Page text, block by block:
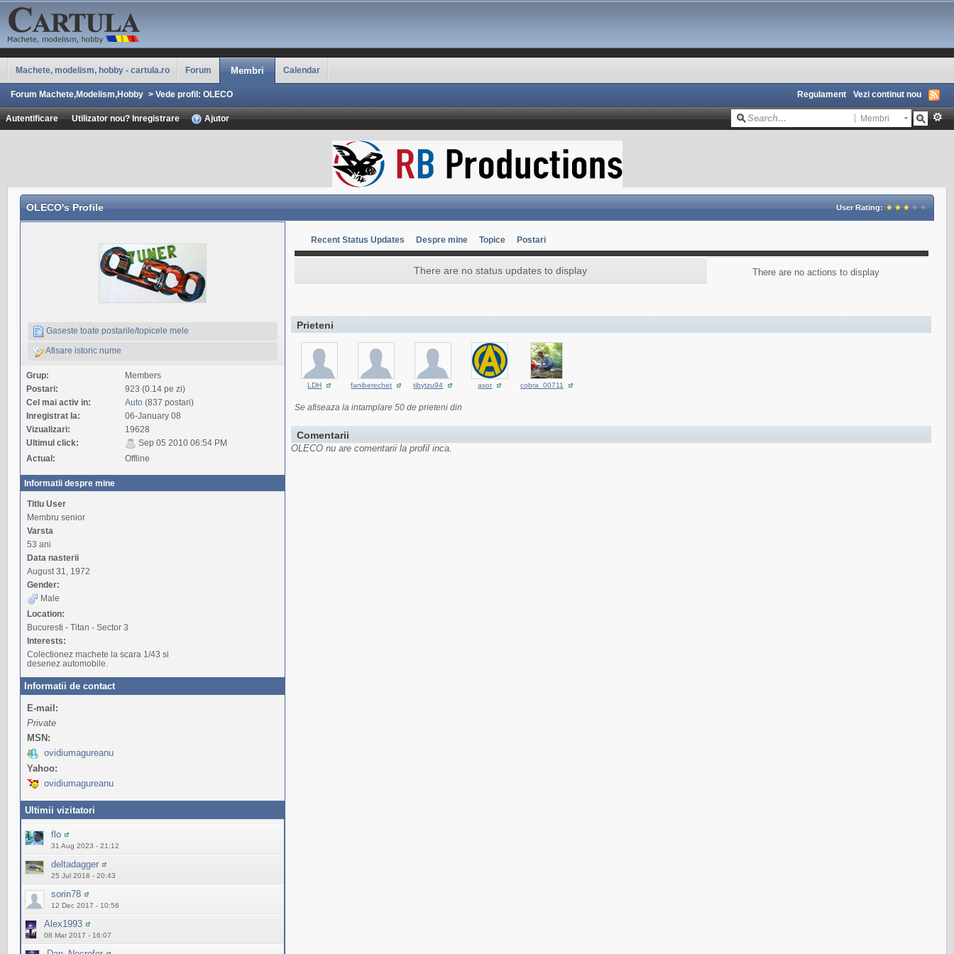
Machete, modelism, hobby - cartula.ro Forum Membri Calendar
Forum Machete,Modelism,Hobby > Vede profil: OLECO Regulament Vezi continut nou
Autentificare Utilizator nou? Inregistrare Ajutor Membri
OLECO's Profile User Rating:
Gaseste toate postarile/topicele mele
Afisare istoric nume
Grup:
Members
Postari:
923 (0.14 pe zi)
Cel mai activ in:
Auto(837 postari)
Inregistrat la:
06-January 08
Vizualizari:
19628
Ultimul click:
Sep 05 2010 06:54 PM
Actual:
Offline
Informatii despre mine
Titlu User
Membru senior
Varsta
53 ani
Data nasterii
August 31, 1972
Gender:
Male
Location:
Bucuresti - Titan - Sector 3
Interests:
Colectionez machete la scara 1/43 si
desenez automobile.
Informatii de contact
E-mail:
Private
MSN:
ovidiumagureanu
Yahoo:
ovidiumagureanu
Ultimii vizitatori
flo
31 Aug 2023 - 21:12
deltadagger
25 Jul 2018 - 20:43
sorin78
12 Dec 2017 - 10:56
Alex1993
08 Mar 2017 - 16:07
Recent Status Updates Despre mine Topice Postari
There are no status updates to display There are no actions to display
Prieteni
LDH faniberechet tibytzu94 axor cobra_00711
Se afiseaza la intamplare 50 de prieteni din
Comentarii
OLECO nu are comentarii la profil inca.